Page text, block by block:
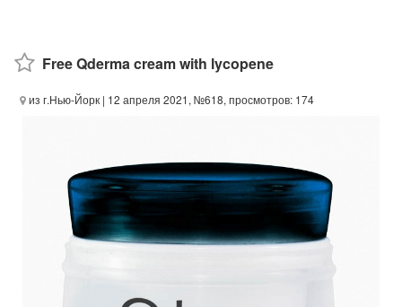
Free Qderma cream with lycopene
из г.Нью-Йорк | 12 апреля 2021, №618, просмотров: 174